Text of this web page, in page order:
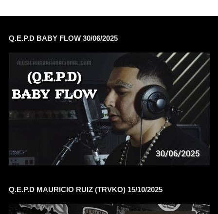
Q.E.P.D BABY FLOW 30/06/2025
Q.E.P.D MAURICIO RUIZ (TRVKO) 15/10/2025